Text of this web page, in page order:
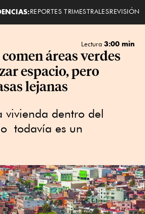
REPORTES TRIMESTRALESREVISIÓN
Lectura 3:00 min
áreas verdes
espacio, pero
lejanas
vivienda dentro del
todavía es un